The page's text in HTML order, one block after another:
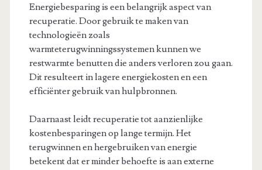
Energiebesparing is een belangrijk aspect van
recuperatie. Door gebruik te maken van
technologieën zoals
warmteterugwinningssystemen kunnen we
restwarmte benutten die anders verloren zou gaan.
Dit resulteert in lagere energiekosten en een
efficiënter gebruik van hulpbronnen.
Daarnaast leidt recuperatie tot aanzienlijke
kostenbesparingen op lange termijn. Het
terugwinnen en hergebruiken van energie
betekent dat er minder behoefte is aan externe